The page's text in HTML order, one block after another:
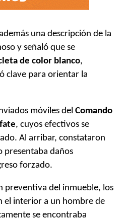
una descripción de la
y señaló que se
de color blanco,
clave para orientar la
móviles del Comando
, cuyos efectivos se
Al arribar, constataron
presentaba daños
forzado.
preventiva del inmueble, los
el interior a un hombre de
se encontraba